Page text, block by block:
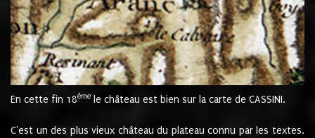
En cette fin 18ème le château est bien sur la carte de CASSINI.
C'est un des plus vieux château du plateau connu par les textes.